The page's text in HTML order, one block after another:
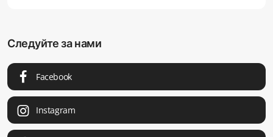
Следуйте за нами
Facebook
Instagram